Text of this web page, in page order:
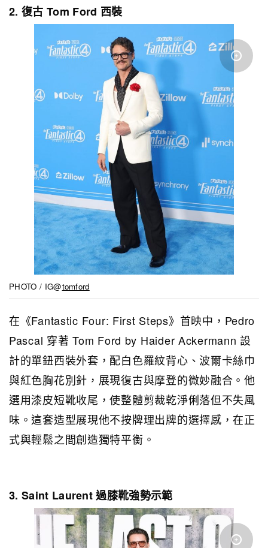
2. 復古 Tom Ford 西裝
PHOTO / IG@tomford
在《Fantastic Four: First Steps》首映中，Pedro
Pascal 穿著 Tom Ford by Haider Ackermann 設
計的單鈕西裝外套，配白色羅紋背心、波爾卡絲巾
與紅色胸花別針，展現復古與摩登的微妙融合。他
選用漆皮短靴收尾，使整體剪裁乾淨俐落但不失風
味。這套造型展現他不按牌理出牌的選擇感，在正
式與輕鬆之間創造獨特平衡。
3. Saint Laurent 過膝靴強勢示範